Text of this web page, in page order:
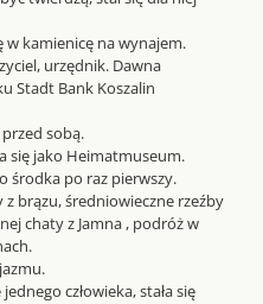
w kamienicę na wynajem.
urzędnik. Dawna
Stadt Bank Koszalin
przed sobą.
się jako Heimatmuseum.
środka po raz pierwszy.
brązu, średniowieczne rzeźby
chaty z Jamna , podróż w
człowieka, stała się